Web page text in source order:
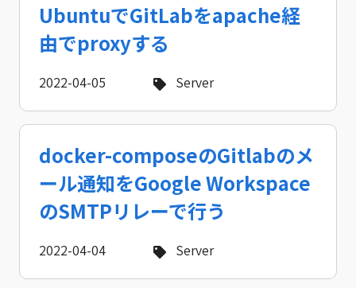
UbuntuでGitLabをapache経
由でproxyする
2022-04-05 Server
docker-composeのGitlabのメ
ール通知をGoogle Workspace
のSMTPリレーで行う
2022-04-04 Server